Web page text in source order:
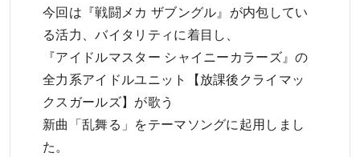
今回は『戦闘メカ ザブングル』が内包してい
る活力、バイタリティに着目し、
『アイドルマスター シャイニーカラーズ』の
全力系アイドルユニット【放課後クライマッ
クスガールズ】が歌う
新曲「乱舞る」をテーマソングに起用しまし
た。